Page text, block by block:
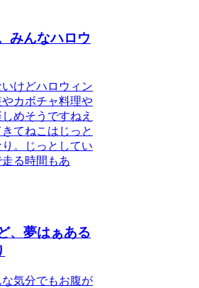
みんなハロウ
けどハロウィン
カボチャ料理や
めそうですねえ
てねこはじっと
。じっとしてい
る時間もあ
、夢はぁある
気分でもお腹が